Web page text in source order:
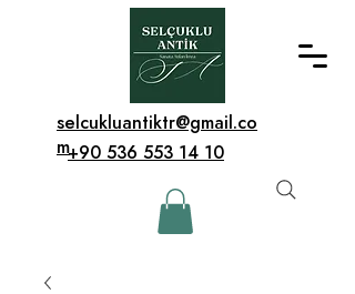
+90 536 553 14 10
selcukluantiktr@gmail.co
m